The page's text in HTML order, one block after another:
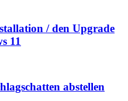
/ den Upgrade
11
abstellen